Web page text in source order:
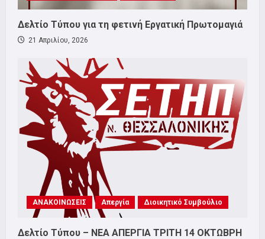
Δελτίο Τύπου για τη φετινή Εργατική Πρωτομαγιά
21 Απριλίου, 2026
ΑΝΑΚΟΙΝΩΣΕΙΣ Απεργία Διοικητικό Συμβούλιο
Δελτίο Τύπου – ΝΕΑ ΑΠΕΡΓΙΑ ΤΡΙΤΗ 14 ΟΚΤΩΒΡΗ